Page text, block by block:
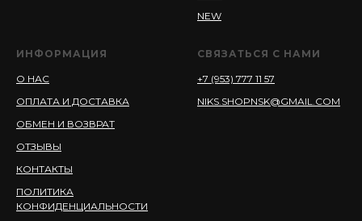
NEW
ИНФОРМАЦИЯ
О НАС
ОПЛАТА И ДОСТАВКА
ОБМЕН И ВОЗВРАТ
ОТЗЫВЫ
КОНТАКТЫ
ПОЛИТИКА
КОНФИДЕНЦИАЛЬНОСТИ
СВЯЗАТЬСЯ С НАМИ
+7 (953) 777 11 57
NIKS.SHOPNSK@GMAIL.COM